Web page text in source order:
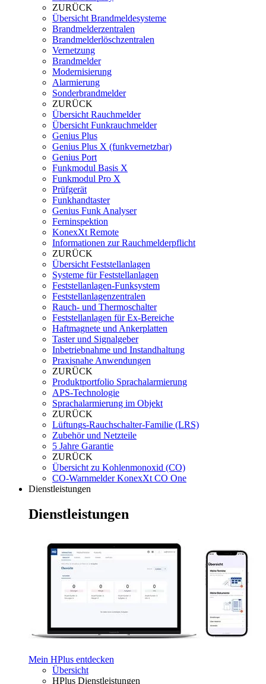
ZURÜCK
Übersicht Brandmeldesysteme
Brandmelderzentralen
Brandmelderlöschzentralen
Vernetzung
Brandmelder
Modernisierung
Alarmierung
Sonderbrandmelder
ZURÜCK
Übersicht Rauchmelder
Übersicht Funkrauchmelder
Genius Plus
Genius Plus X (funkvernetzbar)
Genius Port
Funkmodul Basis X
Funkmodul Pro X
Prüfgerät
Funkhandtaster
Genius Funk Analyser
Ferninspektion
KonexXt Remote
Informationen zur Rauchmelderpflicht
ZURÜCK
Übersicht Feststellanlagen
Systeme für Feststellanlagen
Feststellanlagen-Funksystem
Feststellanlagenzentralen
Rauch- und Thermoschalter
Feststellanlagen für Ex-Bereiche
Haftmagnete und Ankerplatten
Taster und Signalgeber
Inbetriebnahme und Instandhaltung
Praxisnahe Anwendungen
ZURÜCK
Produktportfolio Sprachalarmierung
APS-Technologie
Sprachalarmierung im Objekt
ZURÜCK
Lüftungs-Rauchschalter-Familie (LRS)
Zubehör und Netzteile
5 Jahre Garantie
ZURÜCK
Übersicht zu Kohlenmonoxid (CO)
CO-Warnmelder KonexXt CO One
Dienstleistungen
Dienstleistungen
Mein HPlus entdecken
Übersicht
HPlus Dienstleistungen